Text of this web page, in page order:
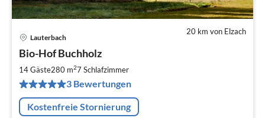
20 km von Elzach
Lauterbach
Bio-Hof Buchholz
14 Gäste280 m27 Schlafzimmer
3 Bewertungen
Kostenfreie Stornierung